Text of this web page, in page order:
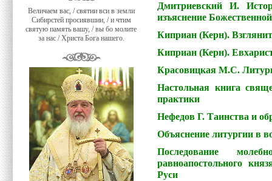
Величаем вас, / святии вси в земли
Сибирстей просиявшии, / и чтим
святую память вашу, / вы бо молите
за нас / Христа Бога нашего.
Дмитриевский И.
изъяснение
Киприан (Керн).
Киприан (Керн).
Красовицкая М.С.
Настольная книга
практики
Нефедов Г. Таинства и
Объяснение литургии в
Последование
равноапостольного
Руси